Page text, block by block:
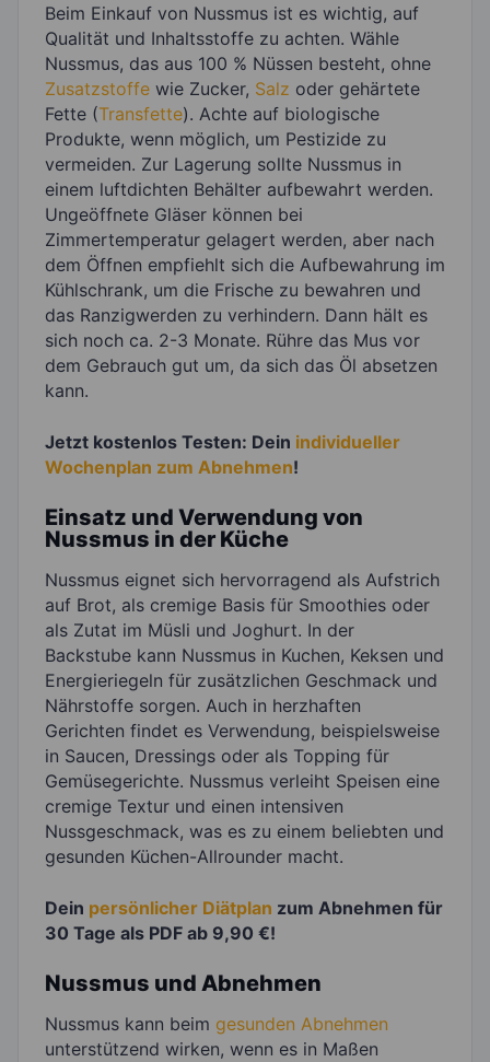
Beim Einkauf von Nussmus ist es wichtig, auf
Qualität und Inhaltsstoffe zu achten. Wähle
Nussmus, das aus 100 % Nüssen besteht, ohne
Zusatzstoffe wie Zucker, Salz oder gehärtete
Fette (Transfette). Achte auf biologische
Produkte, wenn möglich, um Pestizide zu
vermeiden. Zur Lagerung sollte Nussmus in
einem luftdichten Behälter aufbewahrt werden.
Ungeöffnete Gläser können bei
Zimmertemperatur gelagert werden, aber nach
dem Öffnen empfiehlt sich die Aufbewahrung im
Kühlschrank, um die Frische zu bewahren und
das Ranzigwerden zu verhindern. Dann hält es
sich noch ca. 2-3 Monate. Rühre das Mus vor
dem Gebrauch gut um, da sich das Öl absetzen
kann.
Jetzt kostenlos Testen: Dein individueller
Wochenplan zum Abnehmen!
Einsatz und Verwendung von
Nussmus in der Küche
Nussmus eignet sich hervorragend als Aufstrich
auf Brot, als cremige Basis für Smoothies oder
als Zutat im Müsli und Joghurt. In der
Backstube kann Nussmus in Kuchen, Keksen und
Energieriegeln für zusätzlichen Geschmack und
Nährstoffe sorgen. Auch in herzhaften
Gerichten findet es Verwendung, beispielsweise
in Saucen, Dressings oder als Topping für
Gemüsegerichte. Nussmus verleiht Speisen eine
cremige Textur und einen intensiven
Nussgeschmack, was es zu einem beliebten und
gesunden Küchen-Allrounder macht.
Dein persönlicher Diätplan zum Abnehmen für
30 Tage als PDF ab 9,90 €!
Nussmus und Abnehmen
Nussmus kann beim gesunden Abnehmen
unterstützend wirken, wenn es in Maßen